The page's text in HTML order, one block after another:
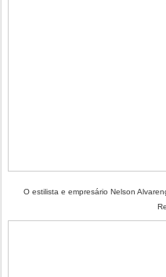
O estilista e empresário Nelson